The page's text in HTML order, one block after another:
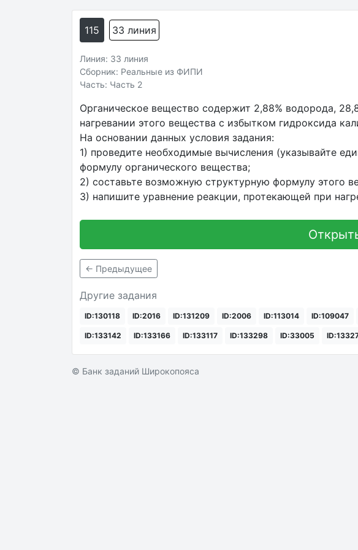
115 33 линия
Линия: 33 линия
Сборник: Реальные из ФИПИ
Часть: Часть 2
Органическое вещество содержит 2,88% водорода,
нагревании этого вещества с избытком гидроксида
На основании данных условия задания:
1) проведите необходимые вычисления (указывайте
формулу органического вещества;
2) составьте возможную структурную формулу этого
3) напишите уравнение реакции, протекающей при
← Предыдущее
Другие задания
ID:130118 ID:2016 ID:131209 ID:2006 ID:113014 ID:109047
ID:133142 ID:133166 ID:133117 ID:133298 ID:33005
© Банк заданий Широкопояса